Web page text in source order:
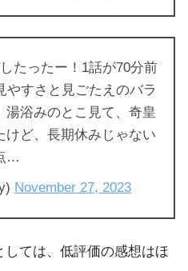
たったー！1話が70分前
やすさと見ごたえのバラ
湯浴みのとこ見て、奇皇
けど、長期休みじゃない
…
November 27, 2023
しては、低評価の感想はほ